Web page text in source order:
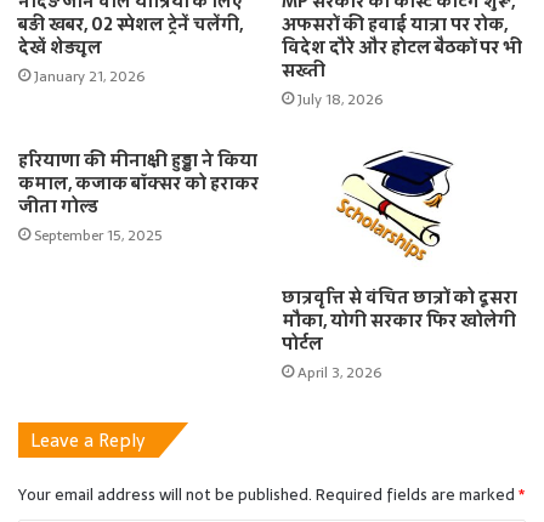
बड़ी खबर, 02 स्पेशल ट्रेनें चलेंगी,
देखें शेड्यूल
January 21, 2026
अफसरों की हवाई यात्रा पर रोक,
विदेश दौरे और होटल बैठकों पर भी
सख्ती
July 18, 2026
हरियाणा की मीनाक्षी हुड्डा ने किया
कमाल, कजाक बॉक्सर को हराकर
जीता गोल्ड
September 15, 2025
छात्रवृत्ति से वंचित छात्रों को दूसरा
मौका, योगी सरकार फिर खोलेगी
पोर्टल
April 3, 2026
Leave a Reply
Your email address will not be published.Required fields are marked*